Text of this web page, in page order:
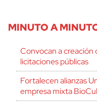
MINUTO A
Convocan a creación
licitaciones públicas
Fortalecen alianzas
empresa mixta